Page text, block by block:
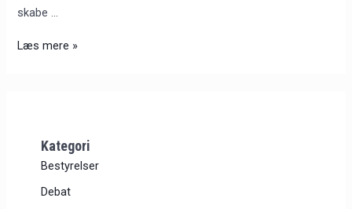
skabe …
Læs mere »
Kategori
Bestyrelser
Debat